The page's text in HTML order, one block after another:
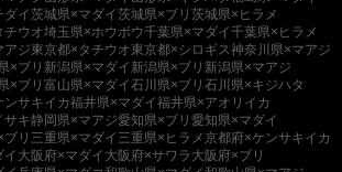
ダイ茨城県×マダイ茨城県×ブリ 茨城県×ヒラメ
チウオ埼玉県×ホウボウ千葉県×マダイ千葉県×ヒラメ
アジ東京都×タチウオ東京都×シロギス神奈川県×マアジ
×ブリ 新潟県×マダイ 新潟県×ブリ 新潟県×マアジ
×ブリ 富山県×マダイ石川県×ブリ 石川県×キジハタ
サキイカ福井県×マダイ福井県×アオリイカ
サキ静岡県×マアジ愛知県×ブリ 愛知県×マダイ
リ 三重県×マダイ 三重県×ヒラメ京都府×ケンサキイカ
イ 大阪府×マダイ 大阪府×サワラ 大阪府×ブリ